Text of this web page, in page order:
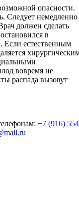
опасности.
Следует немедленно
должен сделать
в
Если естественным
вовремя не
распада вызовут
+7 (916)